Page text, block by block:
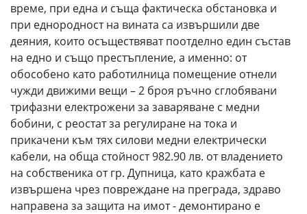
време, при една и съща фактическа обстановка и
при еднородност на вината са извършили две
деяния, които осъществяват поотделно един състав
на едно и също престъпление, а именно: от
обособено като работилница помещение отнели
чужди движими вещи – 2 броя ръчно сглобявани
трифазни електрожени за заваряване с медни
бобини, с реостат за регулиране на тока и
прикачени към тях силови медни електрически
кабели, на обща стойност 982.90 лв. от владението
на собственика от гр. Дупница, като кражбата е
извършена чрез повреждане на преграда, здраво
направена за защита на имот - демонтирано е